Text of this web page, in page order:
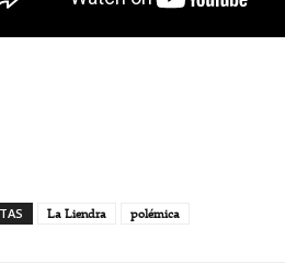
La Liendra polémica